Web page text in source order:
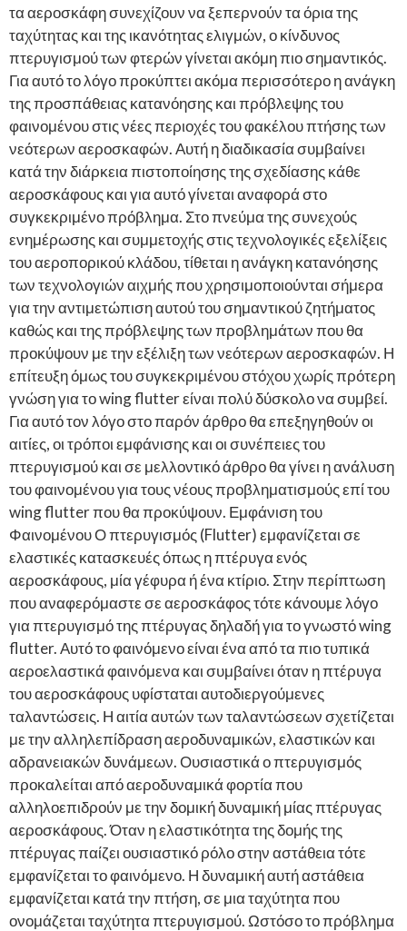
τα αεροσκάφη συνεχίζουν να ξεπερνούν τα όρια της
ταχύτητας και της ικανότητας ελιγμών, ο κίνδυνος
πτερυγισμού των φτερών γίνεται ακόμη πιο σημαντικός.
Για αυτό το λόγο προκύπτει ακόμα περισσότερο η ανάγκη
της προσπάθειας κατανόησης και πρόβλεψης του
φαινομένου στις νέες περιοχές του φακέλου πτήσης των
νεότερων αεροσκαφών. Αυτή η διαδικασία συμβαίνει
κατά την διάρκεια πιστοποίησης της σχεδίασης κάθε
αεροσκάφους και για αυτό γίνεται αναφορά στο
συγκεκριμένο πρόβλημα. Στο πνεύμα της συνεχούς
ενημέρωσης και συμμετοχής στις τεχνολογικές εξελίξεις
του αεροπορικού κλάδου, τίθεται η ανάγκη κατανόησης
των τεχνολογιών αιχμής που χρησιμοποιούνται σήμερα
για την αντιμετώπιση αυτού του σημαντικού ζητήματος
καθώς και της πρόβλεψης των προβλημάτων που θα
προκύψουν με την εξέλιξη των νεότερων αεροσκαφών. Η
επίτευξη όμως του συγκεκριμένου στόχου χωρίς πρότερη
γνώση για το wing flutter είναι πολύ δύσκολο να συμβεί.
Για αυτό τον λόγο στο παρόν άρθρο θα επεξηγηθούν οι
αιτίες, οι τρόποι εμφάνισης και οι συνέπειες του
πτερυγισμού και σε μελλοντικό άρθρο θα γίνει η ανάλυση
του φαινομένου για τους νέους προβληματισμούς επί του
wing flutter που θα προκύψουν. Εμφάνιση του
Φαινομένου Ο πτερυγισμός (Flutter) εμφανίζεται σε
ελαστικές κατασκευές όπως η πτέρυγα ενός
αεροσκάφους, μία γέφυρα ή ένα κτίριο. Στην περίπτωση
που αναφερόμαστε σε αεροσκάφος τότε κάνουμε λόγο
για πτερυγισμό της πτέρυγας δηλαδή για το γνωστό wing
flutter. Αυτό το φαινόμενο είναι ένα από τα πιο τυπικά
αεροελαστικά φαινόμενα και συμβαίνει όταν η πτέρυγα
του αεροσκάφους υφίσταται αυτοδιεργούμενες
ταλαντώσεις. Η αιτία αυτών των ταλαντώσεων σχετίζεται
με την αλληλεπίδραση αεροδυναμικών, ελαστικών και
αδρανειακών δυνάμεων. Ουσιαστικά ο πτερυγισμός
προκαλείται από αεροδυναμικά φορτία που
αλληλοεπιδρούν με την δομική δυναμική μίας πτέρυγας
αεροσκάφους. Όταν η ελαστικότητα της δομής της
πτέρυγας παίζει ουσιαστικό ρόλο στην αστάθεια τότε
εμφανίζεται το φαινόμενο. Η δυναμική αυτή αστάθεια
εμφανίζεται κατά την πτήση, σε μια ταχύτητα που
ονομάζεται ταχύτητα πτερυγισμού. Ωστόσο το πρόβλημα